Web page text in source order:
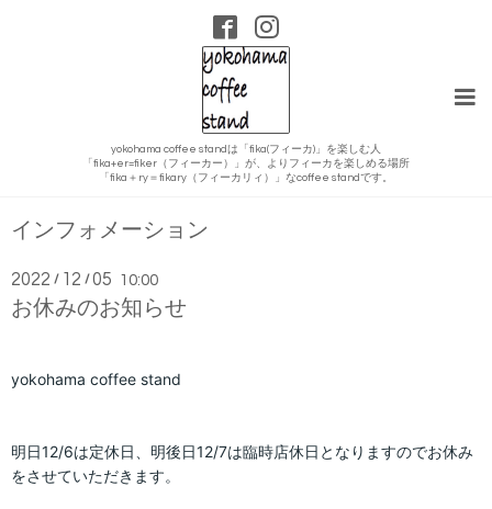
yokohama coffee standは「fika(フィーカ)」を楽しむ人
「fika+er=fiker（フィーカー）」が、よりフィーカを楽しめる場所
「fika＋ry＝fikary（フィーカリィ）」なcoffee standです。
インフォメーション
2022 / 12 /05 10:00
お休みのお知らせ
yokohama coffee stand
明日12/6は定休日、明後日12/7は臨時店休日となりますのでお休み
をさせていただきます。